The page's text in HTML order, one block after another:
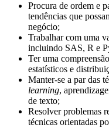
Procura de ordem e
tendências que
negócio;
Trabalhar com uma
incluindo SAS, R e
Ter uma
estatísticos e
Manter-se a par das
learning,
de texto;
Resolver problemas
técnicas orientadas